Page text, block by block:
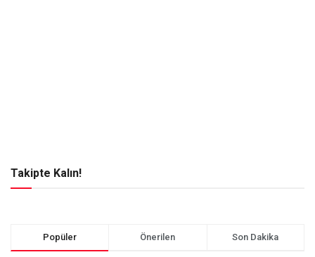
Takipte Kalın!
Popüler Önerilen Son Dakika